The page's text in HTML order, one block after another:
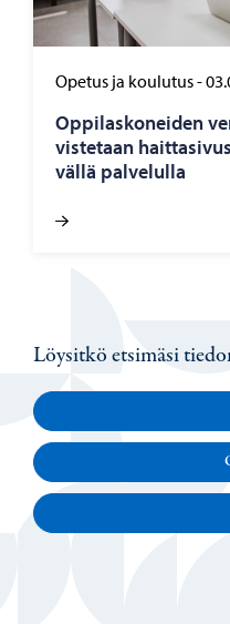
Opetus ja koulutus-
Op­pi­las­ko­nei­den
vis­te­taan
väl­lä pal­ve­lul­la
Löysitkö etsimäsi